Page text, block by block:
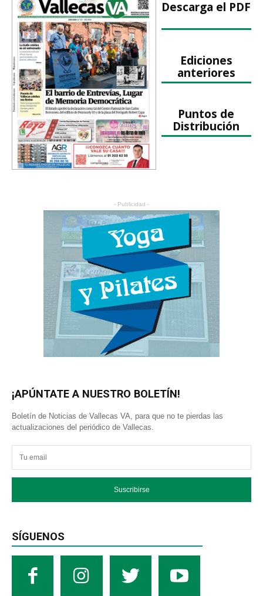
Descarga el PDF
Ediciones
anteriores
Puntos de
Distribución
- Publicidad -
¡APÚNTATE A NUESTRO BOLETÍN!
Boletín de Noticias de Vallecas VA, para que no te pierdas las
actualizaciones del periódico de Vallecas.
Suscribirse
SÍGUENOS